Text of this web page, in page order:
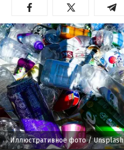
Иллюстративное фото/ Unsplash